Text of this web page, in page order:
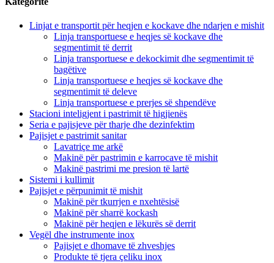
Linjat e transportit për heqjen e kockave dhe ndarjen e mishit
Linja transportuese e heqjes së kockave dhe
segmentimit të derrit
Linja transportuese e dekockimit dhe segmentimit të
bagëtive
Linja transportuese e heqjes së kockave dhe
segmentimit të deleve
Linja transportuese e prerjes së shpendëve
Stacioni inteligjent i pastrimit të higjienës
Seria e pajisjeve për tharje dhe dezinfektim
Pajisjet e pastrimit sanitar
Lavatriçe me arkë
Makinë për pastrimin e karrocave të mishit
Makinë pastrimi me presion të lartë
Sistemi i kullimit
Pajisjet e përpunimit të mishit
Makinë për tkurrjen e nxehtësisë
Makinë për sharrë kockash
Makinë për heqjen e lëkurës së derrit
Vegël dhe instrumente inox
Pajisjet e dhomave të zhveshjes
Produkte të tjera çeliku inox